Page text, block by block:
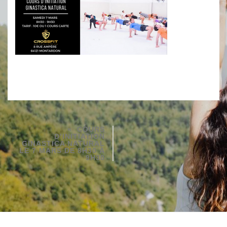
COURS
D’INITIATION
GINASTICA NATURAL
LE 7 MARS DE 8H30 À
9H30